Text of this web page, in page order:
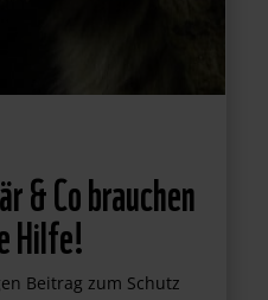
& Co brauchen
Hilfe!
Beitrag zum Schutz